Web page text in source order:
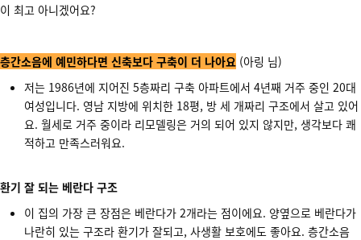
이 최고 아니겠어요?
층간소음에 예민하다면 신축보다 구축이 더 나아요 (아링 님)
저는 1986년에 지어진 5층짜리 구축 아파트에서 4년째 거주 중인 20대
여성입니다. 영남 지방에 위치한 18평, 방 세 개짜리 구조에서 살고 있어
요. 월세로 거주 중이라 리모델링은 거의 되어 있지 않지만, 생각보다 쾌
적하고 만족스러워요.
환기 잘 되는 베란다 구조
이 집의 가장 큰 장점은 베란다가 2개라는 점이에요. 양옆으로 베란다가
나란히 있는 구조라 환기가 잘되고, 사생활 보호에도 좋아요. 층간소음